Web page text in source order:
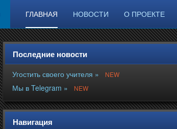
ГЛАВНАЯ НОВОСТИ О ПРОЕКТЕ
Последние новости
Угостить своего учителя » NEW
Мы в Telegram » NEW
Навигация